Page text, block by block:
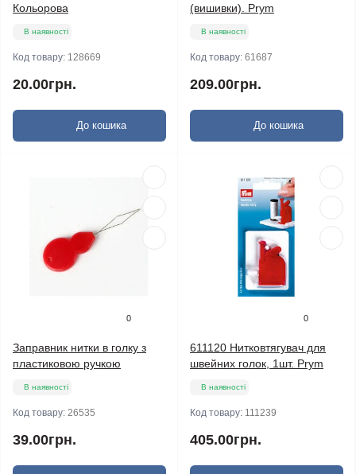
Кольорова
В наявності
Код товару: 128669
20.00грн.
До кошика
(вишивки). Prym
В наявності
Код товару: 61687
209.00грн.
До кошика
0
Заправник нитки в голку з
пластиковою ручкою
В наявності
Код товару: 26535
39.00грн.
0
611120 Нитковтягувач для
швейних голок, 1шт. Prym
В наявності
Код товару: 111239
405.00грн.